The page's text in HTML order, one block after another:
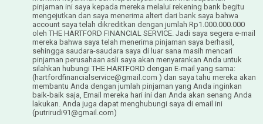
pinjaman ini saya kepada mereka melalui rekening bank begitu
mengejutkan dan saya menerima altert dari bank saya bahwa
account saya telah dikreditkan dengan jumlah Rp1.000.000.000
oleh THE HARTFORD FINANCIAL SERVICE. Jadi saya segera e-mail
mereka bahwa saya telah menerima pinjaman saya berhasil,
sehingga saudara-saudara saya di luar sana masih mencari
pinjaman perusahaan asli saya akan menyarankan Anda untuk
silahkan hubungi THE HARTFORD dengan E-mail yang sama:
(hartfordfinancialservice@gmail.com ) dan saya tahu mereka akan
membantu Anda dengan jumlah pinjaman yang Anda inginkan
baik-baik saja, Email mereka hari ini dan Anda akan senang Anda
lakukan. Anda juga dapat menghubungi saya di email ini
(putrirudi91@gmail.com)